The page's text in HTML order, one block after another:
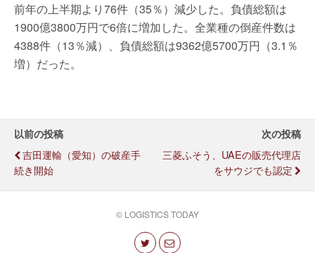
前年の上半期より76件（35％）減少した。負債総額は
1900億3800万円で6倍に増加した。全業種の倒産件数は
4388件（13％減）、負債総額は9362億5700万円（3.1％
増）だった。
以前の投稿
吉田運輸（愛知）の破産手
続き開始
次の投稿
三菱ふそう、UAEの販売代理店
をサウジでも認定
© LOGISTICS TODAY